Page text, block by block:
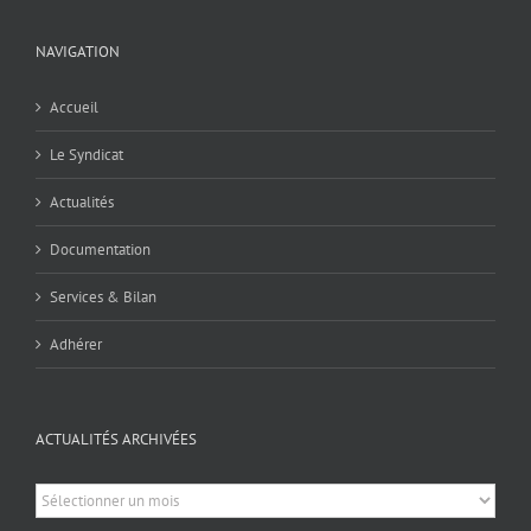
NAVIGATION
Accueil
Le Syndicat
Actualités
Documentation
Services & Bilan
Adhérer
ACTUALITÉS ARCHIVÉES
Actualités
archivées